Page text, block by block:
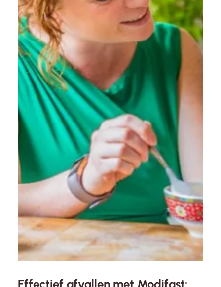
Effectief afvallen met Modifast: